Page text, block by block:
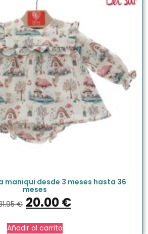
maniqui desde 3 meses hasta 36
meses
€ 20.00€
Añadir al carrito